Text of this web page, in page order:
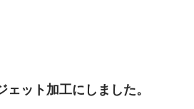
ット加工にしました。